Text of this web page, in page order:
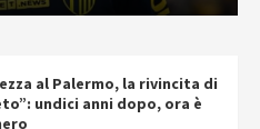
al Palermo, la rivincita di
undici anni dopo, ora è